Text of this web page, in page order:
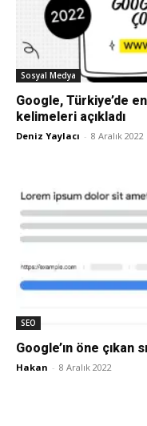
Sosyal Medya
Google, Türkiye’de
kelimeleri açıkladı
Deniz Yaylacı - 8 Aralık 2022
SEO
Google’ın öne
Hakan - 8 Aralık 2022